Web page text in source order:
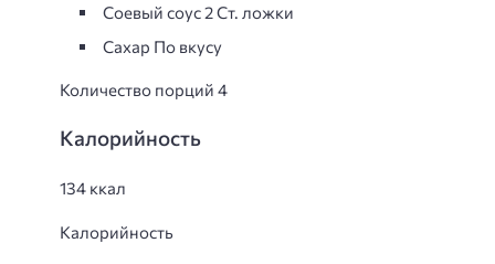
Соевый соус 2 Ст. ложки
Сахар По вкусу
Количество порций 4
Калорийность
134 ккал
Калорийность